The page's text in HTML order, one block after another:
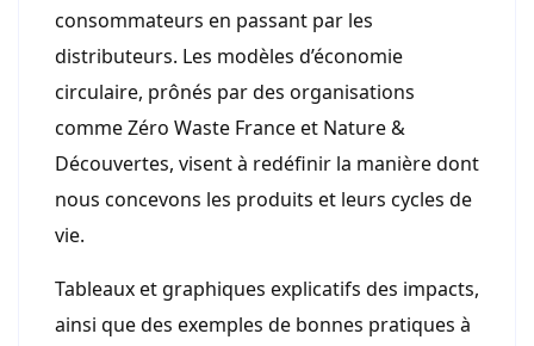
consommateurs en passant par les
distributeurs. Les modèles d’économie
circulaire, prônés par des organisations
comme Zéro Waste France et Nature &
Découvertes, visent à redéfinir la manière dont
nous concevons les produits et leurs cycles de
vie.
Tableaux et graphiques explicatifs des impacts,
ainsi que des exemples de bonnes pratiques à